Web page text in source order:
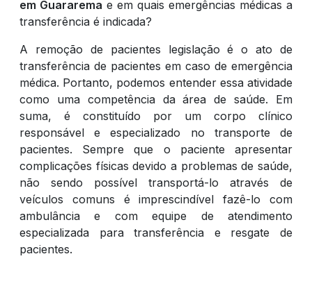
em Guararema e em quais emergências médicas a
transferência é indicada?
A remoção de pacientes legislação é o ato de
transferência de pacientes em caso de emergência
médica. Portanto, podemos entender essa atividade
como uma competência da área de saúde. Em
suma, é constituído por um corpo clínico
responsável e especializado no transporte de
pacientes. Sempre que o paciente apresentar
complicações físicas devido a problemas de saúde,
não sendo possível transportá-lo através de
veículos comuns é imprescindível fazê-lo com
ambulância e com equipe de atendimento
especializada para transferência e resgate de
pacientes.